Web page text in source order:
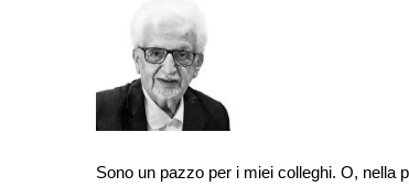
Sono un pazzo per i miei colleghi. O, nella